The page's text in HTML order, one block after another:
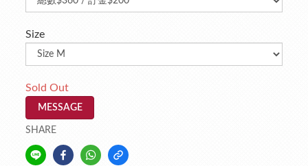
Size
Sold Out
MESSAGE
SHARE